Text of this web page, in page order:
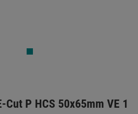
Cut P HCS 50x65mm VE 1